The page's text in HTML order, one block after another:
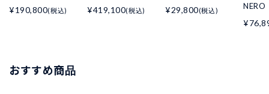
¥190,800(税込) ¥419,100(税込) ¥29,800(税込)
NERO
おすすめ商品